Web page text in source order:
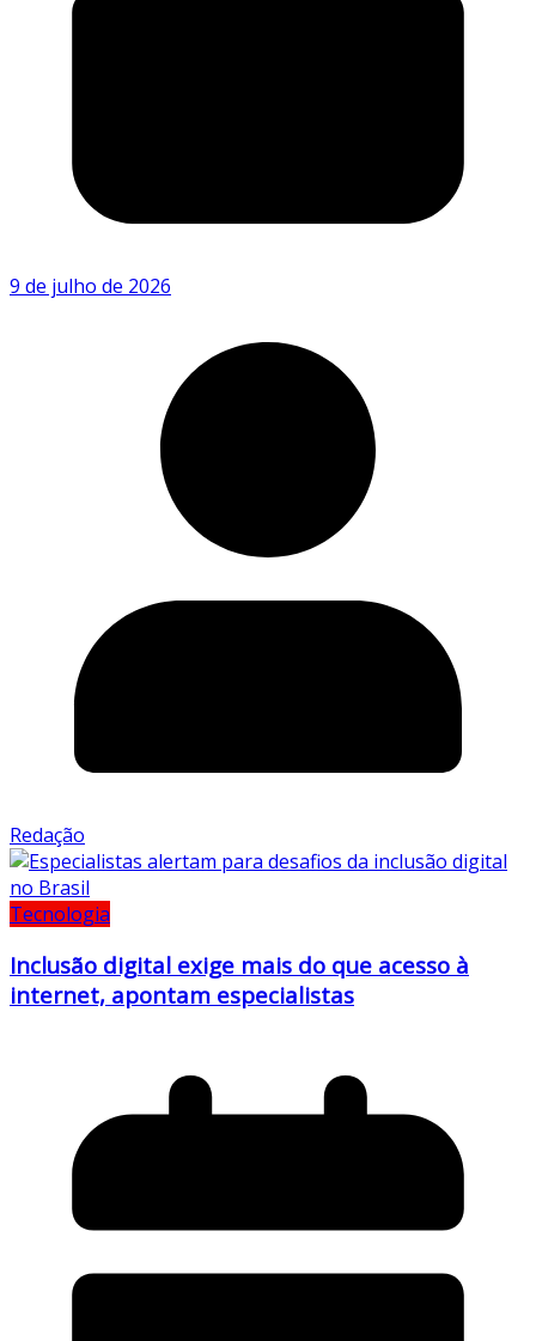
9 de julho de 2026
Redação
Tecnologia
Inclusão digital exige mais do que acesso à
internet, apontam especialistas